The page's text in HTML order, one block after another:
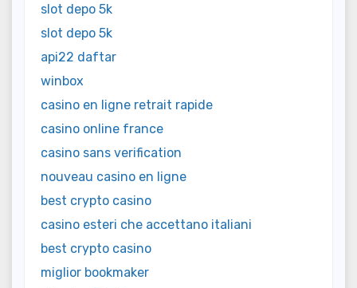
slot depo 5k
slot depo 5k
api22 daftar
winbox
casino en ligne retrait rapide
casino online france
casino sans verification
nouveau casino en ligne
best crypto casino
casino esteri che accettano italiani
best crypto casino
miglior bookmaker